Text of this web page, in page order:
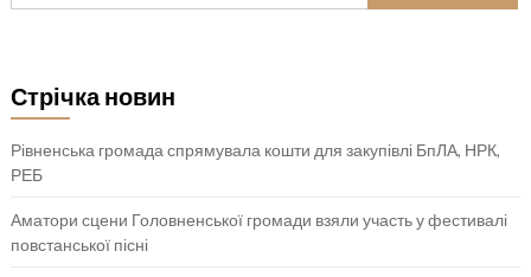
Стрічка новин
Рівненська громада спрямувала кошти для закупівлі БпЛА, НРК,
РЕБ
Аматори сцени Головненської громади взяли участь у фестивалі
повстанської пісні